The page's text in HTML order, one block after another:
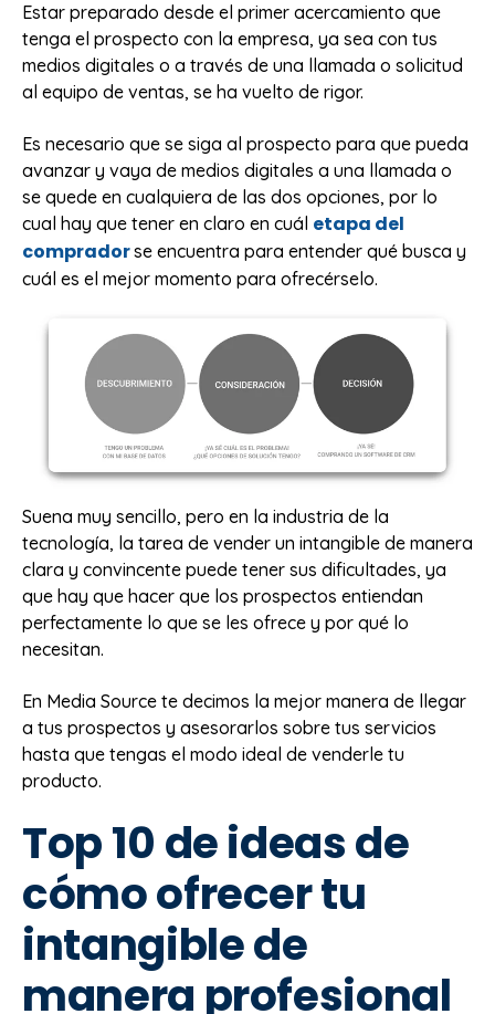
Estar preparado desde el primer acercamiento que
tenga el prospecto con la empresa, ya sea con tus
medios digitales o a través de una llamada o solicitud
al equipo de ventas, se ha vuelto de rigor.
Es necesario que se siga al prospecto para que pueda
avanzar y vaya de medios digitales a una llamada o
se quede en cualquiera de las dos opciones, por lo
cual hay que tener en claro en cuál etapa del
compradorse encuentra para entender qué busca y
cuál es el mejor momento para ofrecérselo.
Suena muy sencillo, pero en la industria de la
tecnología, la tarea de vender un intangible de manera
clara y convincente puede tener sus dificultades, ya
que hay que hacer que los prospectos entiendan
perfectamente lo que se les ofrece y por qué lo
necesitan.
En Media Source te decimos la mejor manera de llegar
a tus prospectos y asesorarlos sobre tus servicios
hasta que tengas el modo ideal de venderle tu
producto.
Top 10 de ideas de
cómo ofrecer tu
intangible de
manera profesional